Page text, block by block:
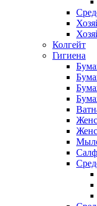
Колгейт
Гигиена